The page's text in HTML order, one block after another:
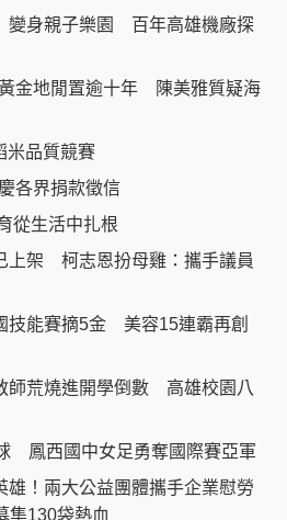
變身親子樂園 百年高雄機廠探
金地閒置逾十年 陳美雅質疑海
米品質競賽
各界捐款徵信
從生活中扎根
上架 柯志恩扮母雞：攜手議員
技能賽摘5金 美容15連霸再創
師荒燒進開學倒數 高雄校園八
鳳西國中女足勇奪國際賽亞軍
雄！兩大公益團體攜手企業慰勞
130袋熱血